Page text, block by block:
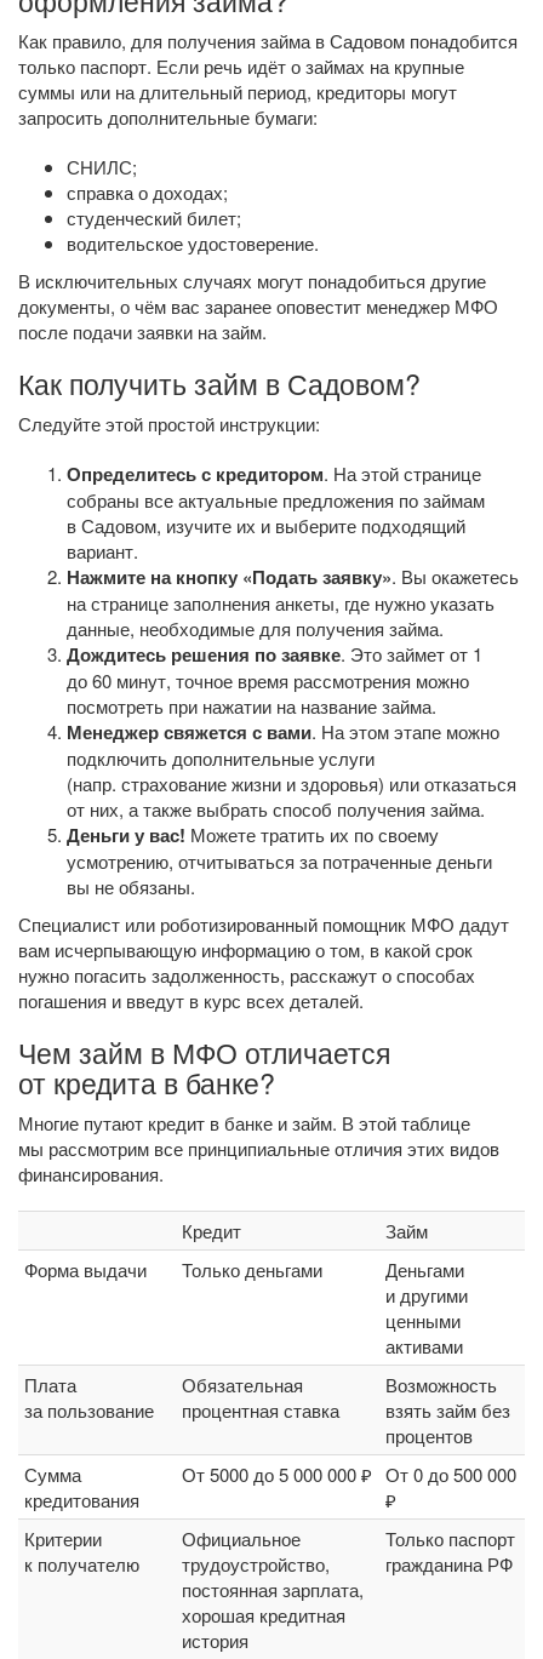
Как правило, для получения займа в Садовом понадобится
только паспорт. Если речь идёт о займах на крупные
суммы или на длительный период, кредиторы могут
запросить дополнительные бумаги:
СНИЛС;
справка о доходах;
студенческий билет;
водительское удостоверение.
В исключительных случаях могут понадобиться другие
документы, о чём вас заранее оповестит менеджер МФО
после подачи заявки на займ.
Как получить займ в Садовом?
Следуйте этой простой инструкции:
Определитесь с кредитором. На этой странице
собраны все актуальные предложения по займам
в Садовом, изучите их и выберите подходящий
вариант.
Нажмите на кнопку «Подать заявку». Вы окажетесь
на странице заполнения анкеты, где нужно указать
данные, необходимые для получения займа.
Дождитесь решения по заявке. Это займет от 1
до 60 минут, точное время рассмотрения можно
посмотреть при нажатии на название займа.
Менеджер свяжется с вами. На этом этапе можно
подключить дополнительные услуги
(напр. страхование жизни и здоровья) или отказаться
от них, а также выбрать способ получения займа.
Деньги у вас! Можете тратить их по своему
усмотрению, отчитываться за потраченные деньги
вы не обязаны.
Специалист или роботизированный помощник МФО дадут
вам исчерпывающую информацию о том, в какой срок
нужно погасить задолженность, расскажут о способах
погашения и введут в курс всех деталей.
Чем займ в МФО отличается
от кредита в банке?
Многие путают кредит в банке и займ. В этой таблице
мы рассмотрим все принципиальные отличия этих видов
финансирования.
Кредит
Займ
Форма выдачи
Только деньгами
Деньгами
и другими
ценными
активами
Плата
за пользование
Обязательная
процентная ставка
Возможность
взять займ без
процентов
Сумма
кредитования
От 5000 до 5 000 000 ₽ От 0 до 500 000
₽
Критерии
к получателю
Официальное
трудоустройство,
постоянная зарплата,
хорошая кредитная
история
Только паспорт
гражданина РФ